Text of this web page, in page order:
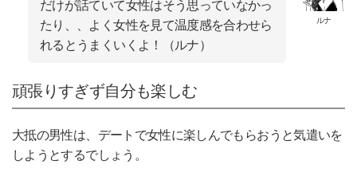
ルナ
だけが話ていて女性はそう思っていなかっ
たり、、よく女性を見て温度感を合わせら
れるとうまくいくよ！（ルナ）
頑張りすぎず自分も楽しむ
大抵の男性は、デートで女性に楽しんでもらおうと気遣いを
しようとするでしょう。